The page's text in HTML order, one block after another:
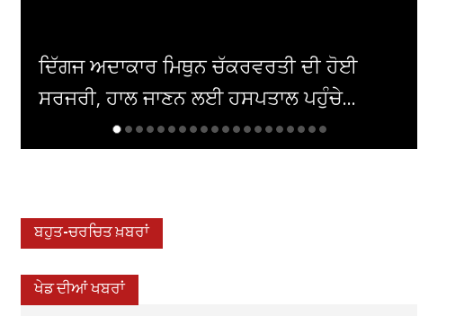
ਦਮਿਸ਼ਕ 'ਚ ਬੰਬ ਧਮਾਕਾ, 14 ਲੋਕ ਜ਼ਖਮੀ
ਬਹੁਤ-ਚਰਚਿਤ ਖ਼ਬਰਾਂ
ਖੇਡ ਦੀਆਂ ਖਬਰਾਂ